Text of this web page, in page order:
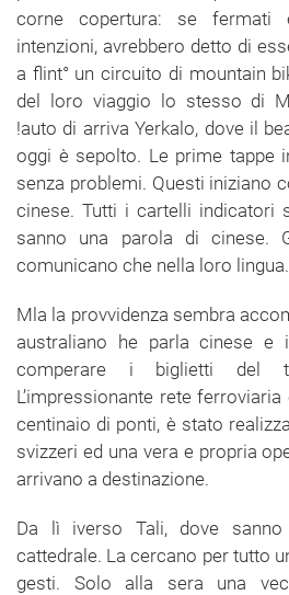
corne copertura: se
intenzioni, avrebbero detto di
a flint° un circuito di mountain
del loro viaggio lo stesso di
!auto di arriva Yerkalo, dove il
oggi è sepolto. Le prime tappe
senza problemi. Questi iniziano
cinese. Tutti i cartelli indicatori
sanno una parola di cinese.
comunicano che nella loro lingua.
Mla la provvidenza sembra
australiano he parla cinese e
comperare i biglietti del
L’impressionante rete
centinaio di ponti, è stato
svizzeri ed una vera e propria
arrivano a destinazione.
Da lì iverso Tali, dove sanno
cattedrale. La cercano per tutto
gesti. Solo alla sera una